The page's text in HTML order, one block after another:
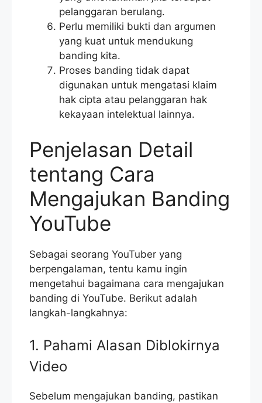
pelanggaran berulang.
Perlu memiliki bukti dan argumen
yang kuat untuk mendukung
banding kita.
Proses banding tidak dapat
digunakan untuk mengatasi klaim
hak cipta atau pelanggaran hak
kekayaan intelektual lainnya.
Penjelasan Detail
tentang Cara
Mengajukan Banding
YouTube
Sebagai seorang YouTuber yang
berpengalaman, tentu kamu ingin
mengetahui bagaimana cara mengajukan
banding di YouTube. Berikut adalah
langkah-langkahnya:
1. Pahami Alasan Diblokirnya
Video
Sebelum mengajukan banding, pastikan